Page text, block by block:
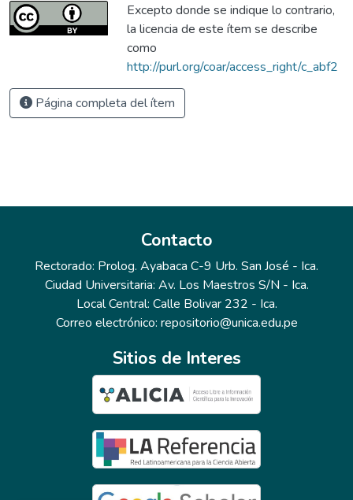
Excepto donde se indique lo contrario,
la licencia de este ítem se describe
como
http://purl.org/coar/access_right/c_abf2
Página completa del ítem
Contacto
Rectorado: Prolog. Ayabaca C-9 Urb. San José - Ica.
Ciudad Universitaria: Av. Los Maestros S/N - Ica.
Local Central: Calle Bolivar 232 - Ica.
Correo electrónico: repositorio@unica.edu.pe
Sitios de Interes